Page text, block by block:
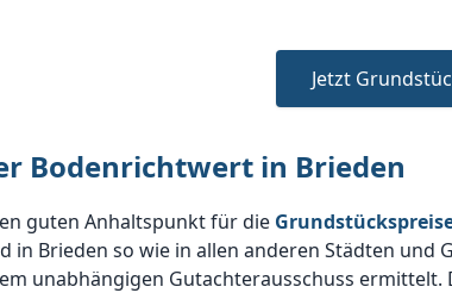
Jetzt
Bodenrichtwert in Brieden
guten Anhaltspunkt für die
in Brieden so wie in allen anderen Städten und
unabhängigen Gutachterausschuss